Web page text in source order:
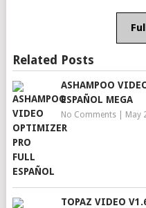
Related Posts
ASHAMPOO
ESPAÑOL MEGA
No Comments| May
TOPAZ VIDEO